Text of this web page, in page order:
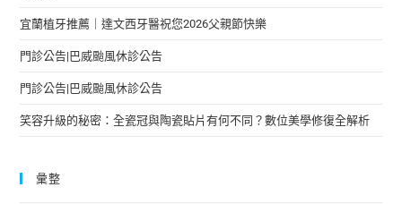
宜蘭植牙推薦｜達文西牙醫祝您2026父親節快樂
門診公告|巴威颱風休診公告
門診公告|巴威颱風休診公告
笑容升級的秘密：全瓷冠與陶瓷貼片有何不同？數位美學修復全解析
彙整